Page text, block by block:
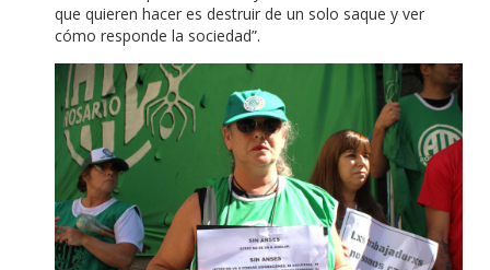
que quieren hacer es destruir de un solo saque y ver
cómo responde la sociedad”.